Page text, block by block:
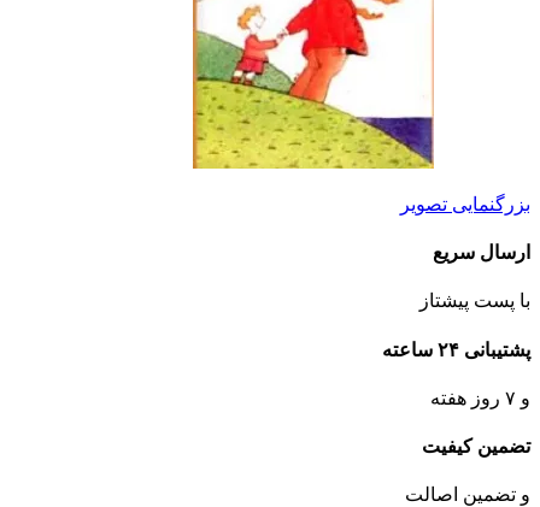
بزرگنمایی تصویر
ارسال سریع
با پست پیشتاز
پشتیبانی ۲۴ ساعته
و ۷ روز هفته
تضمین کیفیت
و تضمین اصالت